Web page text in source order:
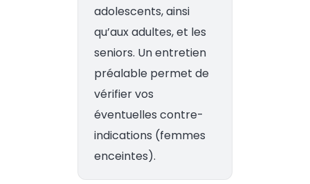
adolescents, ainsi
qu’aux adultes, et les
seniors. Un entretien
préalable permet de
vérifier vos
éventuelles contre-
indications (femmes
enceintes).